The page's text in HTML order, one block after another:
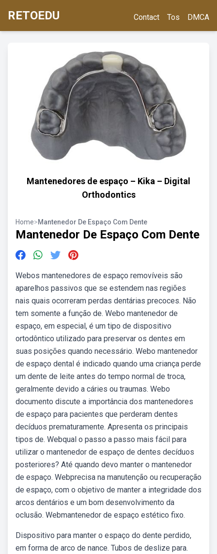
RETOEDU Contact Tos DMCA
Mantenedores de espaço – Kika – Digital
Orthodontics
Home>Mantenedor De Espaço Com Dente
Mantenedor De Espaço Com Dente
Webos mantenedores de espaço removíveis são
aparelhos passivos que se estendem nas regiões
nais quais ocorreram perdas dentárias precoces. Não
tem somente a função de. Webo mantenedor de
espaço, em especial, é um tipo de dispositivo
ortodôntico utilizado para preservar os dentes em
suas posições quando necessário. Webo mantenedor
de espaço dental é indicado quando uma criança perde
um dente de leite antes do tempo normal de troca,
geralmente devido a cáries ou traumas. Webo
documento discute a importância dos mantenedores
de espaço para pacientes que perderam dentes
decíduos prematuramente. Apresenta os principais
tipos de. Webqual o passo a passo mais fácil para
utilizar o mantenedor de espaço de dentes decíduos
posteriores? Até quando devo manter o mantenedor
de espaço. Webprecisa na manutenção ou recuperação
de espaço, com o objetivo de manter a integridade dos
arcos dentários e um bom desenvolvimento da
oclusão. Webmantenedor de espaço estético fixo.
Dispositivo para manter o espaço do dente perdido,
em forma de arco de nance. Tubos de deslize para.